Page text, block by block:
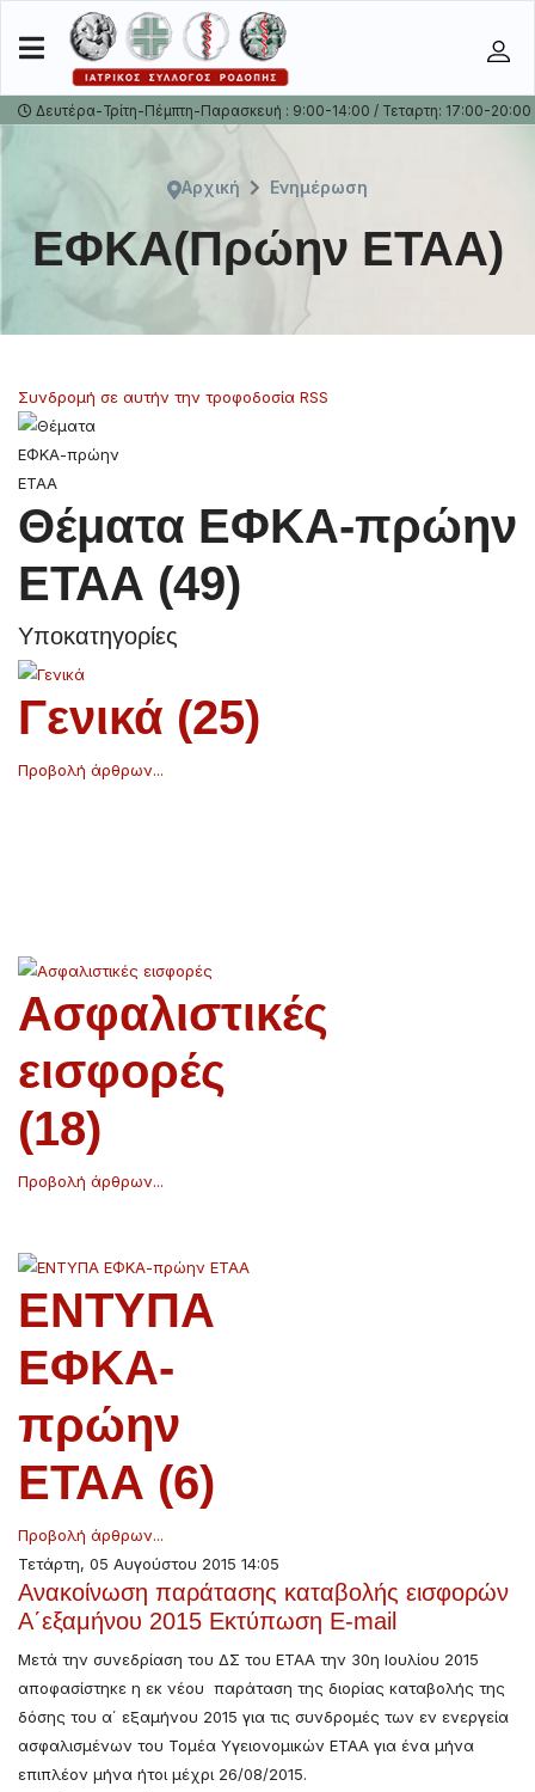
Δευτέρα-Τρίτη-Πέμπτη-Παρασκευή : 9:00-14:00 / Τεταρτη: 17:00-20:00
ΕΦΚΑ(Πρώην ΕΤΑΑ)
Αρχική Ενημέρωση
Συνδρομή σε αυτήν την τροφοδοσία RSS
Θέματα ΕΦΚΑ-πρώην
ΕΤΑΑ (49)
Υποκατηγορίες
Γενικά (25)
Προβολή άρθρων...
Ασφαλιστικές
εισφορές
(18)
Προβολή άρθρων...
ΕΝΤΥΠΑ
ΕΦΚΑ-
πρώην
ΕΤΑΑ (6)
Προβολή άρθρων...
Τετάρτη, 05 Αυγούστου 2015 14:05
Ανακοίνωση παράτασης καταβολής εισφορών
Α΄εξαμήνου 2015 Εκτύπωση E-mail
Μετά την συνεδρίαση του ΔΣ του ΕΤΑΑ την 30η Ιουλίου 2015
αποφασίστηκε η εκ νέου παράταση της διορίας καταβολής της
δόσης του α΄ εξαμήνου 2015 για τις συνδρομές των εν ενεργεία
ασφαλισμένων του Τομέα Υγειονομικών ΕΤΑΑ για ένα μήνα
επιπλέον μήνα ήτοι μέχρι 26/08/2015.